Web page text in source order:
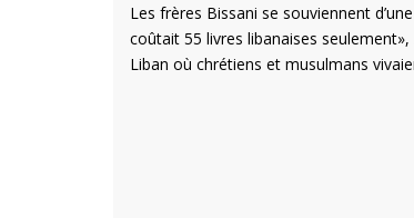
Les frères Bissani se souviennent
coûtait 55 livres libanaises
Liban où chrétiens et musulmans